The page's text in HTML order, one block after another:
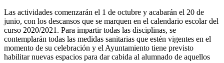
Las actividades comenzarán el 1 de octubre y acabarán el 20 de
junio, con los descansos que se marquen en el calendario escolar del
curso 2020/2021. Para impartir todas las disciplinas, se
contemplarán todas las medidas sanitarias que estén vigentes en el
momento de su celebración y el Ayuntamiento tiene previsto
habilitar nuevas espacios para dar cabida al alumnado de aquellos